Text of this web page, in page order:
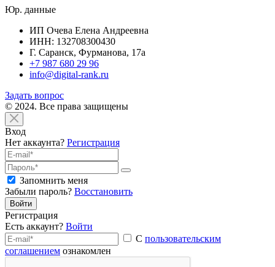
Юр. данные
ИП Очева Елена Андреевна
ИНН: 132708300430
Г. Саранск, Фурманова, 17а
+7 987 680 29 96
info@digital-rank.ru
Задать вопрос
© 2024. Все права защищены
Вход
Нет аккаунта? Регистрация
Запомнить меня
Забыли пароль? Восстановить
Войти
Регистрация
Есть аккаунт? Войти
С пользовательским
соглашением ознакомлен